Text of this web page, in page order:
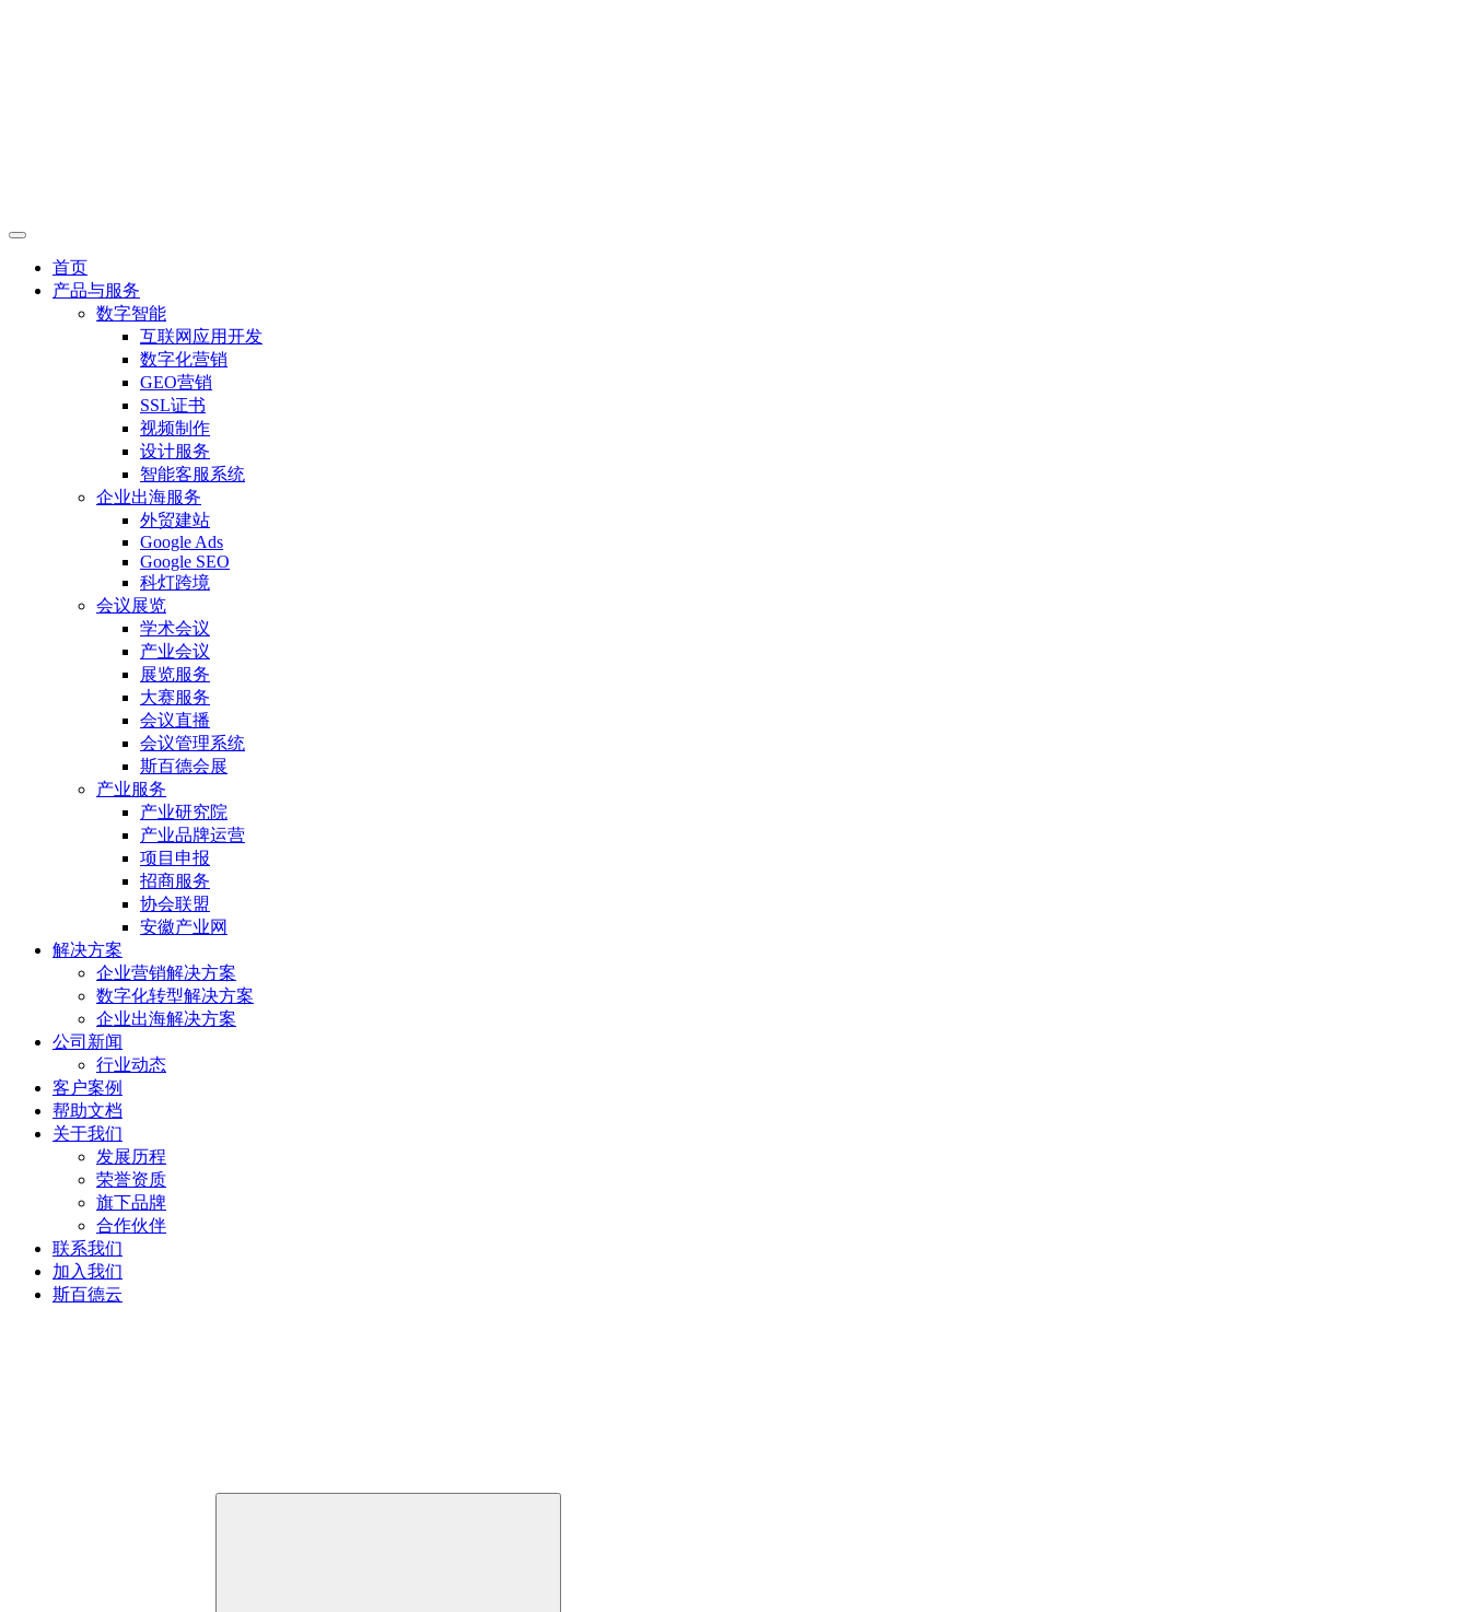
首页
产品与服务
数字智能
互联网应用开发
数字化营销
GEO营销
SSL证书
视频制作
设计服务
智能客服系统
企业出海服务
外贸建站
Google Ads
Google SEO
科灯跨境
会议展览
学术会议
产业会议
展览服务
大赛服务
会议直播
会议管理系统
斯百德会展
产业服务
产业研究院
产业品牌运营
项目申报
招商服务
协会联盟
安徽产业网
解决方案
企业营销解决方案
数字化转型解决方案
企业出海解决方案
公司新闻
行业动态
客户案例
帮助文档
关于我们
发展历程
荣誉资质
旗下品牌
合作伙伴
联系我们
加入我们
斯百德云